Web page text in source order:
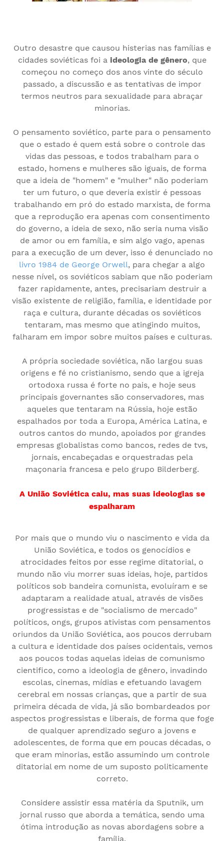
Outro desastre que causou histerias nas famílias e
cidades soviéticas foi a ideologia de gênero, que
começou no começo dos anos vinte do século
passado, a discussão e as tentativas de impor
termos neutros para sexualidade para abraçar
minorias.
O pensamento soviético, parte para o pensamento
que o estado é quem está sobre o controle das
vidas das pessoas, e todos trabalham para o
estado, homens e mulheres são iguais, de forma
que a ideia de "homem" e "mulher" não poderiam
ter um futuro, o que deveria existir é pessoas
trabalhando em pró do estado marxista, de forma
que a reprodução era apenas com consentimento
do governo, a ideia de sexo, não seria numa visão
de amor ou em família, e sim algo vago, apenas
para a execução de um dever, isso é denunciado no
livro 1984 de George Orwell, para chegar a algo
nesse nível, os soviéticos sabiam que não poderiam
fazer rapidamente, antes, precisariam destruir a
visão existente de religião, família, e identidade por
raça e cultura, durante décadas os soviéticos
tentaram, mas mesmo que atingindo muitos,
falharam em impor sobre muitos países e culturas.
A própria sociedade soviética, não largou suas
origens e fé no cristianismo, sendo que a igreja
ortodoxa russa é forte no pais, e hoje seus
principais governantes são conservadores, mas
aqueles que tentaram na Rússia, hoje estão
espalhados por toda a Europa, América Latina, e
outros cantos do mundo, apoiados por grandes
empresas globalistas como bancos, redes de tvs,
jornais, encabeçadas e orquestradas pela
maçonaria francesa e pelo grupo Bilderberg.
A União Soviética caiu, mas suas ideologias se
espalharam
Por mais que o mundo viu o nascimento e vida da
União Soviética, e todos os genocídios e
atrocidades feitos por esse regime ditatorial, o
mundo não viu morrer suas ideias, hoje, partidos
políticos sob bandeira comunista, evoluíram e se
adaptaram a realidade atual, através de visões
progressistas e de "socialismo de mercado"
políticos, ongs, grupos ativistas com pensamentos
oriundos da União Soviética, aos poucos derrubam
a cultura e identidade dos países ocidentais, vemos
aos poucos todas aquelas ideias de comunismo
cientifico, como a ideologia de gênero, invadindo
escolas, cinemas, mídias e efetuando lavagem
cerebral em nossas crianças, que a partir de sua
primeira década de vida, já são bombardeados por
aspectos progressistas e liberais, de forma que foge
de qualquer aprendizado seguro a jovens e
adolescentes, de forma que em poucas décadas, o
que eram minorias, estão assumindo um controle
ditatorial em nome de um suposto politicamente
correto.
Considere assistir essa matéria da Sputnik, um
jornal russo que aborda a temática, sendo uma
ótima introdução as novas abordagens sobre a
família.